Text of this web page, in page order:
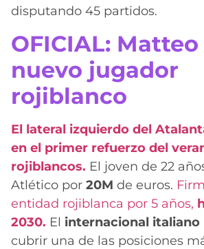
disputando 45 partidos.
OFICIAL:
nuevo jugador
rojiblanco
El lateral izquierdo del
en el primer refuerzo del
rojiblancos. El joven de 22
Atlético por 20M de euros.
entidad rojiblanca por 5 años,
2030. El internacional italiano
cubrir una de las posiciones